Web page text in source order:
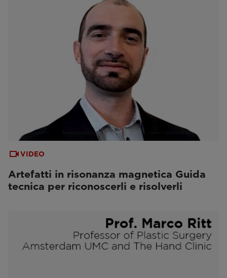
VIDEO
Artefatti in risonanza magnetica Guida
tecnica per riconoscerli e risolverli